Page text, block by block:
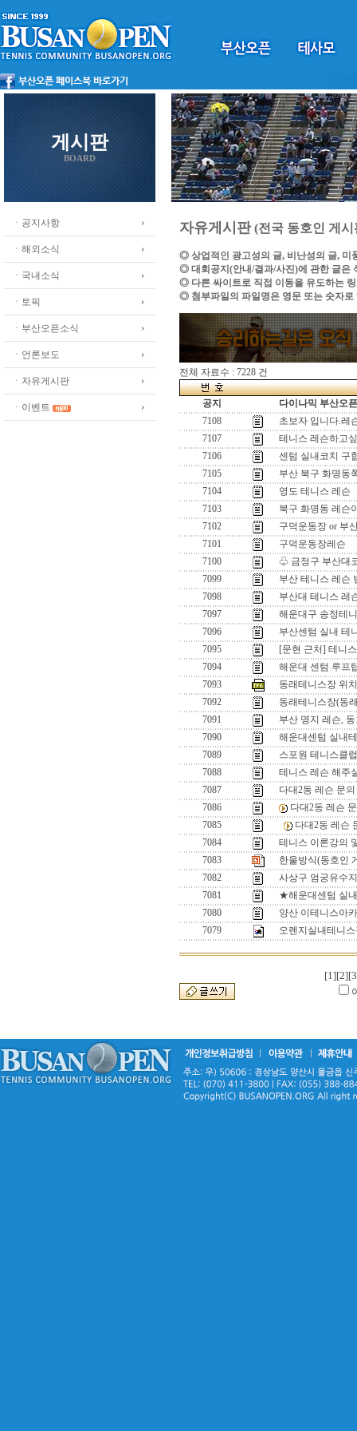
게시판
BOARD
ㆍ공지사항
ㆍ해외소식
ㆍ국내소식
ㆍ토픽
ㆍ부산오픈소식
ㆍ언론보도
ㆍ자유게시판
ㆍ이벤트
자유게시판(전국 동호인 게시
◎ 상업적인 광고성의 글, 비난성의 글, 미
◎ 대회공지(안내/결과/사진)에 관한 글은
◎ 다른 싸이트로 직접 이동을 유도하는
◎ 첨부파일의 파일명은 영문 또는 숫자로
전체 자료수 : 7228 건
공지
다이나믹 부산오
7108
초보자 입니다.레
7107
테니스 레슨하고
7106
센텀 실내코치 구
7105
부산 북구 화명동
7104
영도 테니스 레슨
7103
북구 화명동 레슨
7102
구덕운동장 or 부
7101
구덕운동장레슨
7100
♧ 금정구 부산대
7099
부산 테니스 레슨
7098
부산대 테니스 레
7097
해운대구 송정테
7096
부산센텀 실내 테
7095
[문현 근처] 테니
7094
해운대 센텀 루프
7093
동래테니스장 위
7092
동래테니스장(동
7091
부산 명지 레슨,
7090
해운대센텀 실내
7089
스포원 테니스클
7088
테니스 레슨 해주
7087
다대2동 레슨 문의
7086
다대2동 레슨
7085
다대2동 레슨
7084
테니스 이론강의
7083
한울방식(동호인
7082
사상구 엄궁유수
7081
★해운대센텀 실
7080
양산 이테니스아
7079
오렌지실내테니
[1][2]